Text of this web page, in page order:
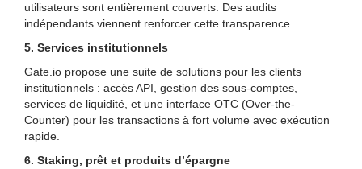
utilisateurs sont entièrement couverts. Des audits
indépendants viennent renforcer cette transparence.
5. Services institutionnels
Gate.io propose une suite de solutions pour les clients
institutionnels : accès API, gestion des sous-comptes,
services de liquidité, et une interface OTC (Over-the-
Counter) pour les transactions à fort volume avec exécution
rapide.
6. Staking, prêt et produits d’épargne